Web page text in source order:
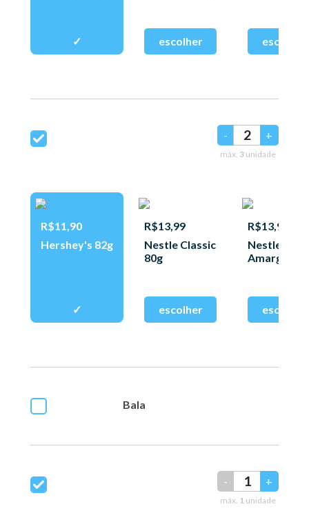
- +
máx. 3 unidade
R$11,90
Hershey's 82g
R$13,99
Nestle Classic
80g
R$13,99
Nestle Meio
Amargo 80g
Bala
- +
máx. 1 unidade